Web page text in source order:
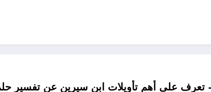
على أهم تأويلات ابن سيرين عن تفسير